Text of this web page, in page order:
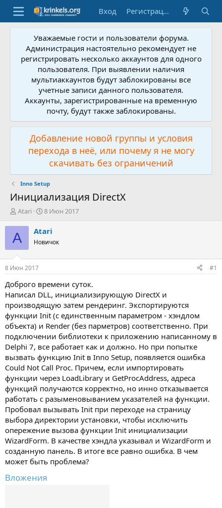
Вход Регистрация
Уважаемые гости и пользователи форума.
Администрация настоятельно рекомендует не
регистрировать несколько аккаунтов для одного
пользователя. При выявлении наличия
мультиаккаунтов будут заблокированы все
учетные записи данного пользователя.
Аккаунты, зарегистрированные на временную
почту, будут также заблокированы.
Добавление новой группы и условия
перехода в неё, или почему я не могу
скачивать без ограничений
Inno Setup
Инициализация DirectX
А
т
о
т
м
ы
Atari
Д
т
н
а
л
а
8 Июн 2017
A Atari
Новичок
8 Июн 2017 #1
Доброго времени суток.
Написал DLL, инициализирующую DirectX и
производящую затем рендеринг. Экспортируются
функции Init (с единственным параметром - хэндлом
объекта) и Render (без парметров) соответственно. При
подключении библиотеки к приложению написанному в
Delphi 7, все работает как и должно. Но при попытке
вызвать функцию Init в Inno Setup, появляется ошибка
Could Not Call Proc. Причем, если импортировать
функции через LoadLibrary и GetProcAddress, адреса
функций получаются корректно, но инно отказывается
работать с разыменовыванием указателей на функции.
Пробовал вызывать Init при переходе на страницу
выбора директории установки, чтобы исключить
опережение вызова функции Init инициализации
WizardForm. В качестве хэндла указывал и WizardForm и
созданную панель. В итоге все равно ошибка. В чем
может быть проблема?
Вложения